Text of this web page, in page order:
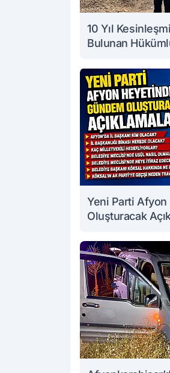
10 Yıl
Bulunan
Yeni Parti
Oluşturacak